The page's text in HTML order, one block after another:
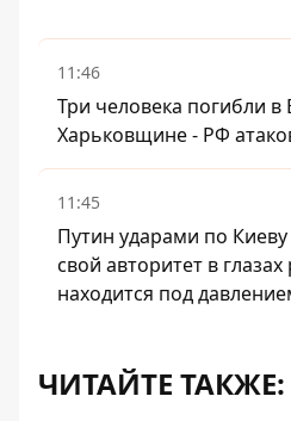
11:46
Три человека погибли в
Харьковщине - РФ
11:45
Путин ударами по Киеву
свой авторитет в
находится под
ЧИТАЙТЕ ТАКЖЕ: